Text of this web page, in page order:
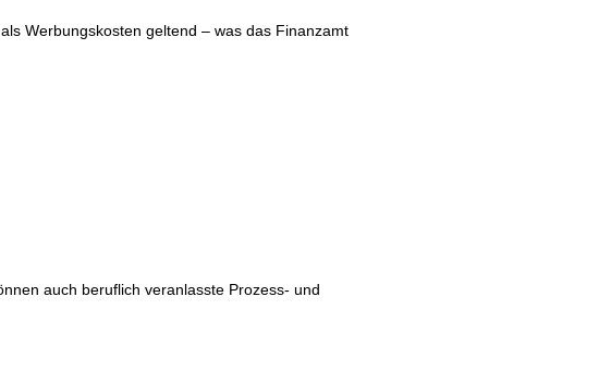
Werbungskosten geltend – was das Finanzamt
auch beruflich veranlasste Prozess- und